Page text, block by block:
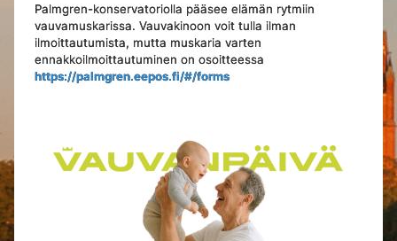
Palmgren-konservatoriolla pääsee elämän rytmiin
vauvamuskarissa. Vauvakinoon voit tulla ilman
ilmoittautumista, mutta muskaria varten
ennakkoilmoittautuminen on osoitteessa
https://palmgren.eepos.fi/#/forms